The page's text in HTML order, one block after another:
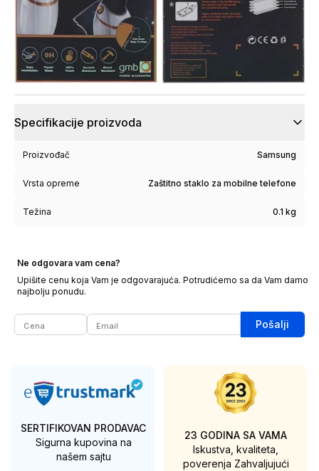
Specifikacije proizvoda
Proizvođač Samsung
Vrsta opreme Zaštitno staklo za mobilne telefone
Težina 0.1 kg
Ne odgovara vam cena?
Upišite cenu koja Vam je odgovarajuća. Potrudićemo sa da Vam damo
najbolju ponudu.
Pošalji
SERTIFIKOVAN PRODAVAC
Sigurna kupovina na
našem sajtu
23 GODINA SA VAMA
Iskustva, kvaliteta,
poverenja Zahvaljujući